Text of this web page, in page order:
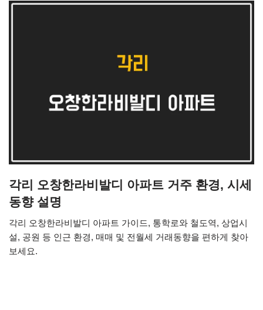
각리 오창한라비발디 아파트 거주 환경, 시세
동향 설명
각리 오창한라비발디 아파트 가이드, 통학로와 철도역, 상업시
설, 공원 등 인근 환경, 매매 및 전월세 거래동향을 편하게 찾아
보세요.